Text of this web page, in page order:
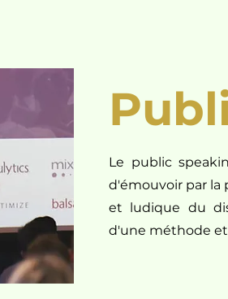
Le public
d'émouvoir par la
et ludique du
d'une méthode